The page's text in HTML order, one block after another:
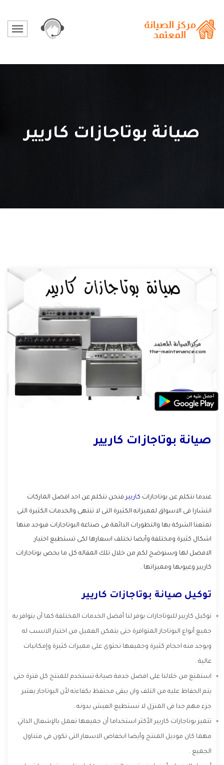
صيانة بوتاجازات كاريير
صيانة بوتاجازات كاريير
عندما نتكلم عن بوتاجازات كارييرفنحن نتكلم عن احد افضل الماركات
انتشارا فى الاسواق لمميزاته الكثيرة التى لا تنتهى والخدمات الكثيرة التى
تمتعنا الشركة بها والتطورات الدائمة فى صناعة البوتاجازات فيوجد منها
اشكال كثيرة ومختلفة وأيضا تختلف اسعارها لكى تستطيع اختيار
الافضل لها وسنوضح لكم من خلال تلك المقاله كل ما يخص بوتاجازات
كاريير وعيوبها ومميزاتها .
توكيل صيانة بوتاجازات كاريير
توكيل كاريير للبوتاجازات يوفر لنا أفضل الخدمات المختلفة كما أن يتوافر به
جميع أنواع البوتاجاز المتوافرة حتى يتمكن العميل من اختيار الانسب له
ويوجد منه احجام كثيرة وجميعها تحتوى على مميزات كثيرة وإمكانيات
عالية .
استمتع من خلالنا على افضل خدمة صيانة تستخدم للمنتج كل فترة حتى
يتم الحفاظ عليه من التلف وان يبقى محتفظ بكفاءته لأن البوتاجاز يعتبر
جزء مهم جدا فى المنزل لا نستطيع العيش بدونه .
تتميز بوتاجازات كاريير الأكثر استخداما أن جميعها تعمل بالإشعال الذاتي
مهما كان موديل المنتج وأيضا انخفاض الاسعار التى تكون فى متناول
الجميع .